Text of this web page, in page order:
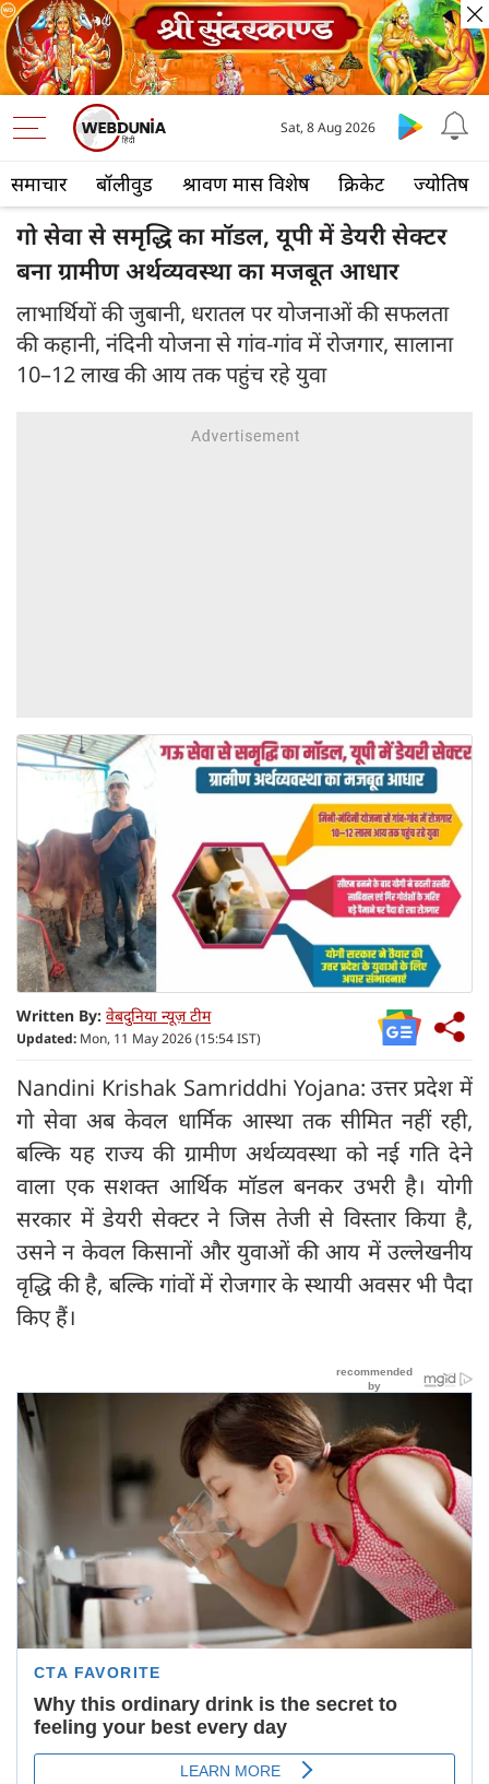
समाचार बॉलीवुड श्रावण मास विशेष क्रिकेट ज्योतिष
Sat, 8 Aug 2026
गो सेवा से समृद्धि का मॉडल, यूपी में डेयरी सेक्टर
बना ग्रामीण अर्थव्यवस्था का मजबूत आधार
लाभार्थियों की जुबानी, धरातल पर योजनाओं की सफलता
की कहानी, नंदिनी योजना से गांव-गांव में रोजगार, सालाना
10–12 लाख की आय तक पहुंच रहे युवा
Written By: वेबदुनिया न्यूज़ टीम
Updated: Mon, 11 May 2026 (15:54 IST)
Nandini Krishak Samriddhi Yojana: उत्तर प्रदेश में
गो सेवा अब केवल धार्मिक आस्था तक सीमित नहीं रही,
बल्कि यह राज्य की ग्रामीण अर्थव्यवस्था को नई गति देने
वाला एक सशक्त आर्थिक मॉडल बनकर उभरी है। योगी
सरकार में डेयरी सेक्टर ने जिस तेजी से विस्तार किया है,
उसने न केवल किसानों और युवाओं की आय में उल्लेखनीय
वृद्धि की है, बल्कि गांवों में रोजगार के स्थायी अवसर भी पैदा
किए हैं।